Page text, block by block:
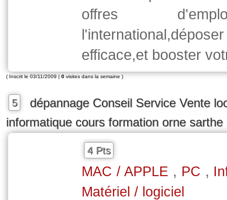
offres
efficace,et booster
( Inscrit le 03/11/2009 | 0 visites dans la semaine )
5
dépannage Conseil Service Vente
informatique cours formation orne sarthe
4 Pts
MAC / APPLE , PC ,
Matériel / logiciel